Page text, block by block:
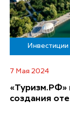
Инвестиции
7 Мая 2024
«Туризм.РФ»
создания